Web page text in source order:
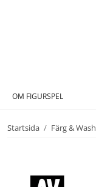
OM FIGURSPEL
Startsida / Färg & Wash